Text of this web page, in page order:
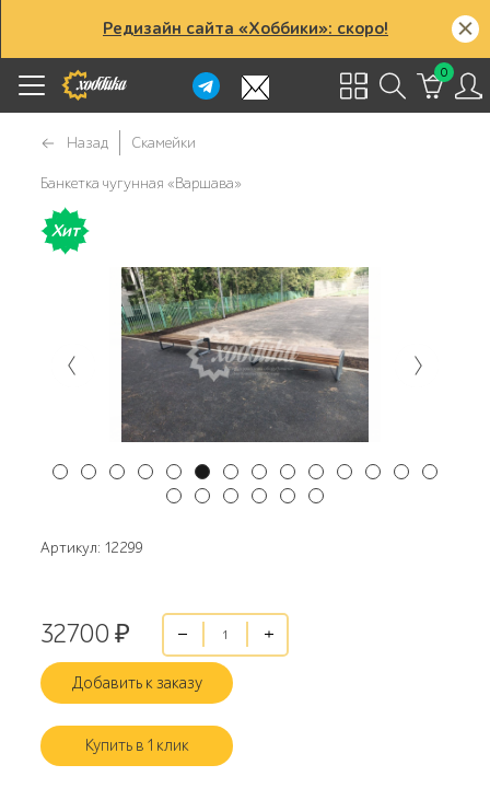
Редизайн сайта «Хоббики»: скоро!
0
Назад Скамейки
Банкетка чугунная «Варшава»
Хит
Артикул: 12299
32700 ₽
Добавить к заказу
Купить в 1 клик